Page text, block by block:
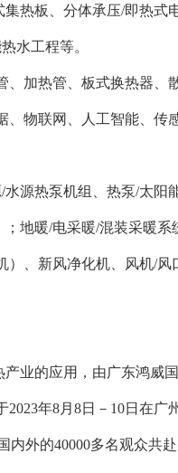
热板、分体承压/即热式
水工程等。
加热管、板式换热器、
物联网、人工智能、传
源热泵机组、热泵/太阳
地暖/电采暖/混装采暖系
、新风净化机、风机/风
业的应用，由广东鸿威
年8月8日－10日在广
内外的40000多名观众共